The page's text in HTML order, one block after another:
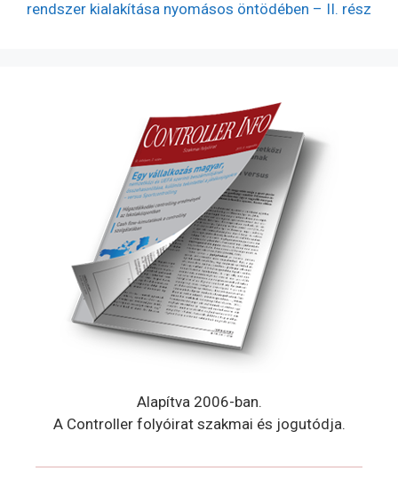
rendszer kialakítása nyomásos öntödében – II. rész
Alapítva 2006-ban.
A Controller folyóirat szakmai és jogutódja.